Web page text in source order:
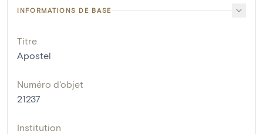
INFORMATIONS DE BASE
Titre
Apostel
Numéro d'objet
21237
Institution